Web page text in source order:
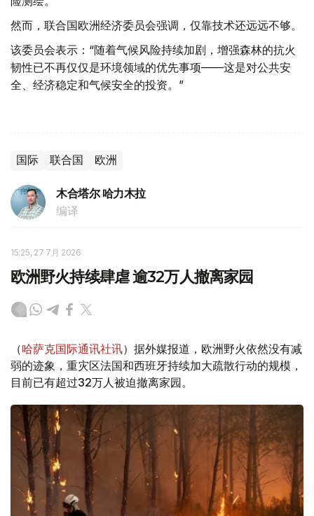
然而，联合国欧洲经济委员会强调，仅靠技术还远远不够。
该委员会表示：“随着气候风险持续加剧，增强森林的抗火
韧性已不再仅仅是环境领域的优先事项——这是对公共安
全、经济稳定和气候安全的投资。”
国际 联合国 欧洲
木合塔尔 哈力木拉
编译
15:25, 27 7月 2026
欧洲野火持续肆虐 逾32万人撤离家园
（哈萨克国际通讯社讯）据外媒报道，欧洲野火依然没有减
弱的迹象，重灾区法国和西班牙持续加大疏散行动的规模，
目前已有超过32万人被迫撤离家园。